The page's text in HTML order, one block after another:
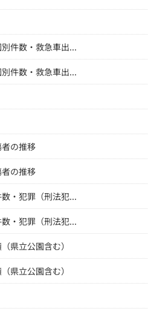
件数・救急車出...
件数・救急車出...
の推移
の推移
・犯罪（刑法犯...
・犯罪（刑法犯...
県立公園含む）
県立公園含む）